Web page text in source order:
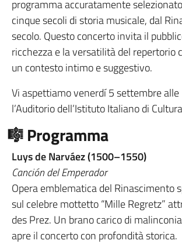
programma accuratamente
cinque secoli di storia musicale, dal
secolo. Questo concerto invita il
ricchezza e la versatilità del repertorio
un contesto intimo e suggestivo.
Vi aspettiamo venerdí 5 settembre alle
l’Auditorio dell’Istituto Italiano di
🎼 Programma
Luys de Narváez (1500–1550)
Canción del Emperador
Opera emblematica del Rinascimento
sul celebre mottetto “Mille Regretz”
des Prez. Un brano carico di
apre il concerto con profondità storica.